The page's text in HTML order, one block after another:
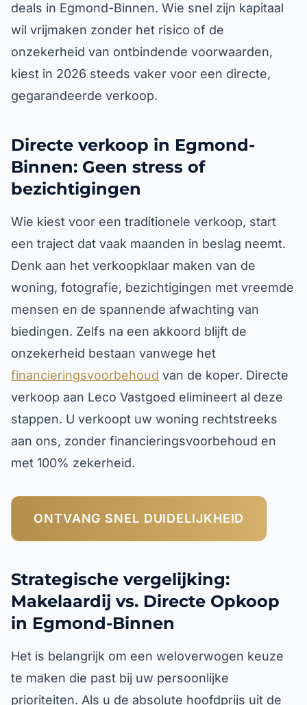
deals in Egmond-Binnen. Wie snel zijn kapitaal
wil vrijmaken zonder het risico of de
onzekerheid van ontbindende voorwaarden,
kiest in 2026 steeds vaker voor een directe,
gegarandeerde verkoop.
Directe verkoop in Egmond-
Binnen: Geen stress of
bezichtigingen
Wie kiest voor een traditionele verkoop, start
een traject dat vaak maanden in beslag neemt.
Denk aan het verkoopklaar maken van de
woning, fotografie, bezichtigingen met vreemde
mensen en de spannende afwachting van
biedingen. Zelfs na een akkoord blijft de
onzekerheid bestaan vanwege het
financieringsvoorbehoud van de koper. Directe
verkoop aan Leco Vastgoed elimineert al deze
stappen. U verkoopt uw woning rechtstreeks
aan ons, zonder financieringsvoorbehoud en
met 100% zekerheid.
ONTVANG SNEL DUIDELIJKHEID
Strategische vergelijking:
Makelaardij vs. Directe Opkoop
in Egmond-Binnen
Het is belangrijk om een weloverwogen keuze
te maken die past bij uw persoonlijke
prioriteiten. Als u de absolute hoofdprijs uit de